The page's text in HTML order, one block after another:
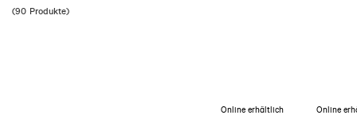
(90 Produkte)
Online erhältlich Online